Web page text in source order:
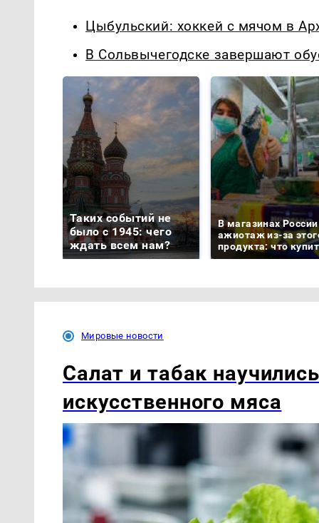
Цыбульский: хоккей с мячом в
В Сольвычегодске завершают
Таких событий не
было с 1945: чего
ждать всем нам?
В магазинах России
ажиотаж из-за
продукта: что
Мировые новости
Салат и табак
искусственного мяса